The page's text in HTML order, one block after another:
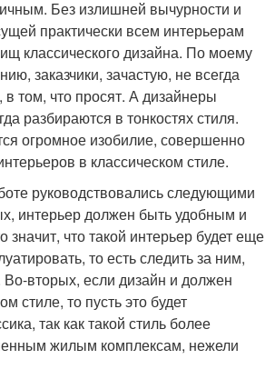
Без излишней вычурности и
практически всем интерьерам
классического дизайна. По моему
заказчики, зачастую, не всегда
в том, что просят. А дизайнеры
разбираются в тонкостях стиля.
огромное изобилие, совершенно
в классическом стиле.
руководствовались следующими
интерьер должен быть удобным и
что такой интерьер будет еще
то есть следить за ним,
Во-вторых, если дизайн и должен
стиле, то пусть это будет
так как такой стиль более
жилым комплексам, нежели